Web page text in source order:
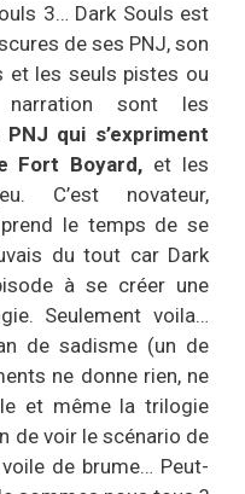
3… Dark Souls est
de ses PNJ, son
et les seuls pistes ou
sont les
PNJ qui s’expriment
Fort Boyard, et les
C’est novateur,
le temps de se
du tout car Dark
à se créer une
Seulement voila…
de sadisme (un de
ne donne rien, ne
et même la trilogie
de voir le scénario de
de brume… Peut-